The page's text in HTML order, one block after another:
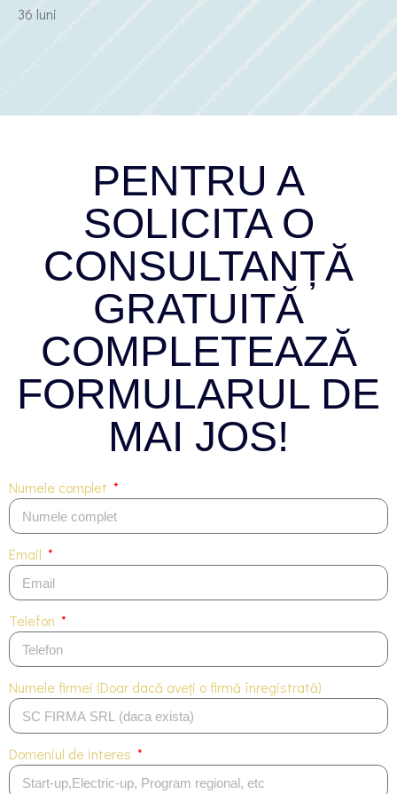
36 luni
PENTRU A
SOLICITA O
CONSULTANȚĂ
GRATUITĂ
COMPLETEAZĂ
FORMULARUL DE
MAI JOS!
Numele complet
Email
Telefon
Numele firmei (Doar dacă aveți o firmă înregistrată)
Domeniul de interes